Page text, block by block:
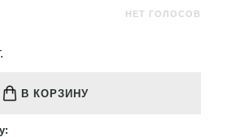
НЕТ ГОЛОСОВ
В КОРЗИНУ